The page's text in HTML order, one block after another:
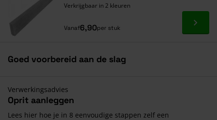
Verkrijgbaar in 2 kleuren
Vanaf6,90per stuk Ga
Goed voorbereid aan de slag
Verwerkingsadvies
Oprit aanleggen
Lees hier hoe je in 8 eenvoudige stappen zelf een